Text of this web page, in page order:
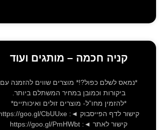
קניה חכמה – מותגים ועוד
*נמאס לשלם כפול?!* מוצרים שווים להזמנה עם
ביקורות וכמובן במחיר המשתלם ביותר.
*להזמין מחו”ל- מוצרים זולים ואיכותיים*
קישור לדף הפייסבוק ◄: https://goo.gl/CbUUxe
קישור לאתר ◄: https://goo.gl/PmHWbt